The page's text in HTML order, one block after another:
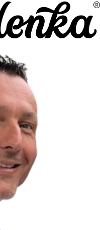
najlepšie služby.
ale potrebujeme súhlas
stránkach a aby sme
či reklamu,
spoločnosti Google
môžu byť používané
používateľský zážitok.
služby podľa toho, čo
ktoré typy
na vašom